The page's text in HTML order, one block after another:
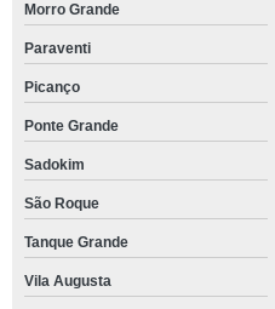
Morro Grande
Paraventi
Picanço
Ponte Grande
Sadokim
São Roque
Tanque Grande
Vila Augusta